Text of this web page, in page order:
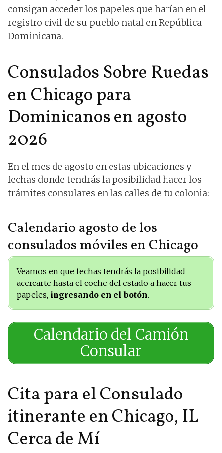
consigan acceder los papeles que harían en el
registro civil de su pueblo natal en República
Dominicana.
Consulados Sobre Ruedas
en Chicago para
Dominicanos en agosto
2026
En el mes de agosto en estas ubicaciones y
fechas donde tendrás la posibilidad hacer los
trámites consulares en las calles de tu colonia:
Calendario agosto de los
consulados móviles en Chicago
Veamos en que fechas tendrás la posibilidad
acercarte hasta el coche del estado a hacer tus
papeles, ingresando en el botón.
Calendario del Camión
Consular
Cita para el Consulado
itinerante en Chicago, IL
Cerca de Mí